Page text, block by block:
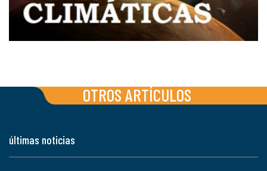
OTROS ARTÍCULOS
últimas noticias